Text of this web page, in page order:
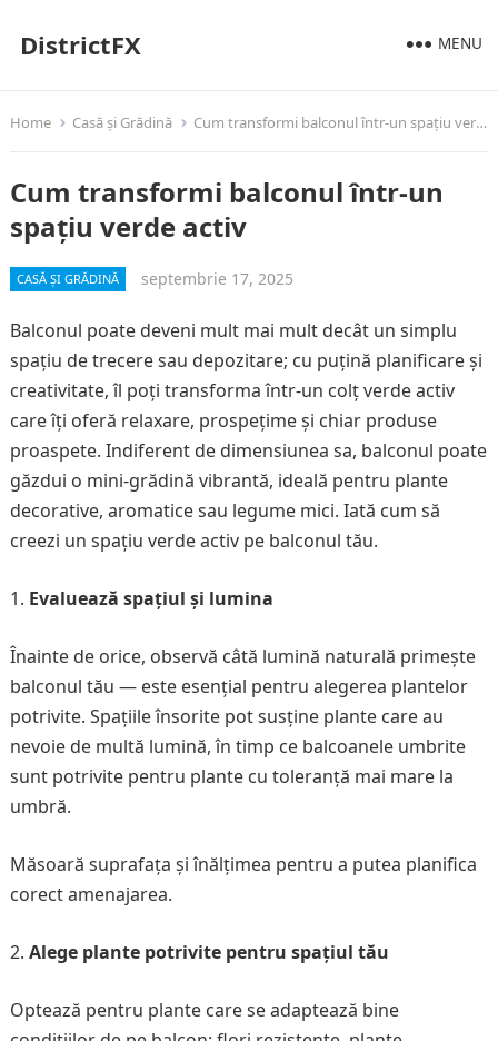
DistrictFX MENU
Home Casă și Grădină Cum transformi balconul într-un spațiu verde activ
Cum transformi balconul într-un
spațiu verde activ
CASĂ ȘI GRĂDINĂ septembrie 17, 2025
Balconul poate deveni mult mai mult decât un simplu
spațiu de trecere sau depozitare; cu puțină planificare și
creativitate, îl poți transforma într-un colț verde activ
care îți oferă relaxare, prospețime și chiar produse
proaspete. Indiferent de dimensiunea sa, balconul poate
găzdui o mini-grădină vibrantă, ideală pentru plante
decorative, aromatice sau legume mici. Iată cum să
creezi un spațiu verde activ pe balconul tău.
Evaluează spațiul și lumina
Înainte de orice, observă câtă lumină naturală primește
balconul tău — este esențial pentru alegerea plantelor
potrivite. Spațiile însorite pot susține plante care au
nevoie de multă lumină, în timp ce balcoanele umbrite
sunt potrivite pentru plante cu toleranță mai mare la
umbră.
Măsoară suprafața și înălțimea pentru a putea planifica
corect amenajarea.
Alege plante potrivite pentru spațiul tău
Optează pentru plante care se adaptează bine